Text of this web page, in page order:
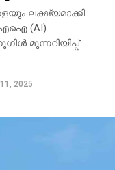
ലക്ഷ്യമാക്കി
എഐ (AI)
മുന്നറിയിപ്പ്
2025